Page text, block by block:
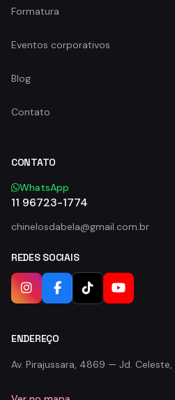
Formatura
Eventos corporativos
Blog
Contato
CONTATO
WhatsApp
11 96723-1774
chinelosdabela@gmail.com.br
REDES SOCIAIS
ENDEREÇO
Av. Pirajussara, 4869 — Jd.